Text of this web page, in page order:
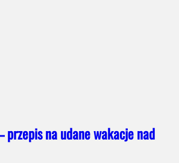
przepis na udane wakacje nad